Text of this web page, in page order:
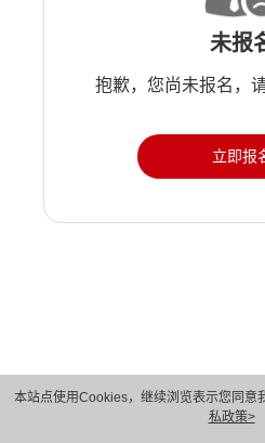
本站点使用Cookies，继续浏览表示您同意
私政策>
未报
抱歉，您尚未报名，
立即报
版权所有 © 华为技术有限公司 1998-2026
隐私保护
法